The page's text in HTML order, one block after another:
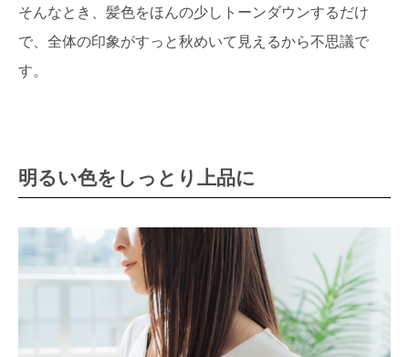
そんなとき、髪色をほんの少しトーンダウンするだけ
で、全体の印象がすっと秋めいて見えるから不思議で
す。
明るい色をしっとり上品に